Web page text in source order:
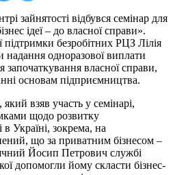
зайнятості відбувся семінар для
ідеї – до власної справи».
підтримки безробітних РЦЗ Лілія
надання одноразової виплати
започаткування власної справи,
основам підприємництва.
взяв участь у семінарі,
щодо розвитку
в Україні, зокрема, на
що за приватним бізнесом –
Йосип Петрович службі
допомогли йому скласти бізнес-